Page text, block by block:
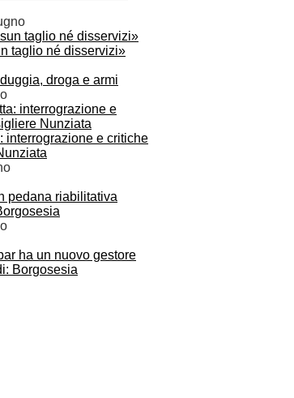
taglio né disservizi»
droga e armi
interrograzione e critiche
pedana riabilitativa
ha un nuovo gestore
Borgosesia